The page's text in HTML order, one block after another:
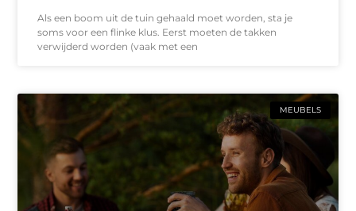
Als een boom uit de tuin gehaald moet worden, sta je
soms voor een flinke klus. Eerst moeten de takken
verwijderd worden (vaak met een
MEUBELS